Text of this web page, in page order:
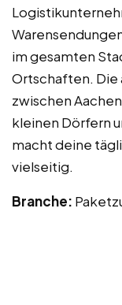
im gesamten
Ortschaften. Die
zwischen
kleinen Dörfern
macht deine
vielseitig.
Branche: